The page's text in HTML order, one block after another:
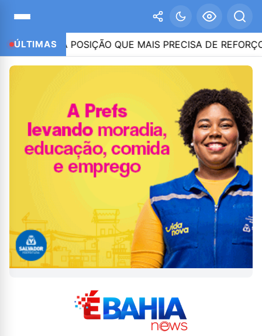
ÚLTIMAS
CITA POSIÇÃO QUE MAIS PRECISA DE REFORÇO EM